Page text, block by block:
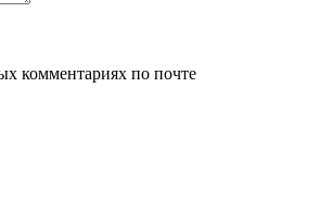
комментариях по почте